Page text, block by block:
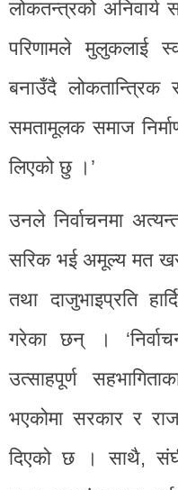
लोकतन्त्रको अनिवार्य
परिणामले मुलुकलाई
बनाउँदै
समतामूलक समाज
लिएको छु ।’
उनले निर्वाचनमा
सरिक भई अमूल्य मत
तथा दाजुभाइप्रति
गरेका छन् ।
उत्साहपूर्ण
भएकोमा सरकार र
दिएको छ । साथै,